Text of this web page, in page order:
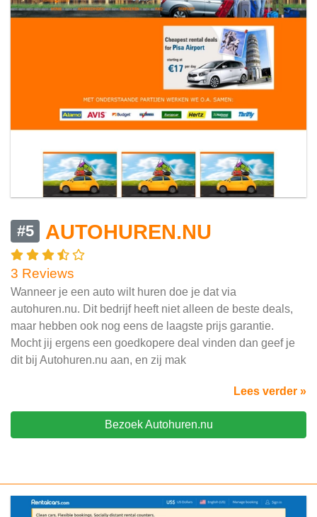
#5 AUTOHUREN.NU
3 Reviews
Wanneer je een auto wilt huren doe je dat via
autohuren.nu. Dit bedrijf heeft niet alleen de beste deals,
maar hebben ook nog eens de laagste prijs garantie.
Mocht jij ergens een goedkopere deal vinden dan geef je
dit bij Autohuren.nu aan, en zij mak
Lees verder »
Bezoek Autohuren.nu